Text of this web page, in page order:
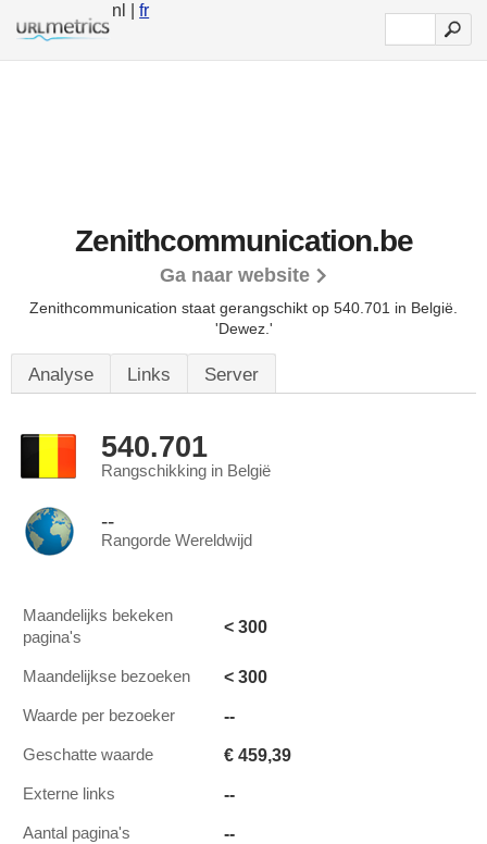
nl |fr
Zenithcommunication.be
Ga naar website
Zenithcommunication staat gerangschikt op 540.701 in België.
'Dewez.'
Analyse Links Server
540.701
Rangschikking in België
--
Rangorde Wereldwijd
Maandelijks bekeken
pagina's
< 300
Maandelijkse bezoeken < 300
Waarde per bezoeker --
Geschatte waarde € 459,39
Externe links --
Aantal pagina's --